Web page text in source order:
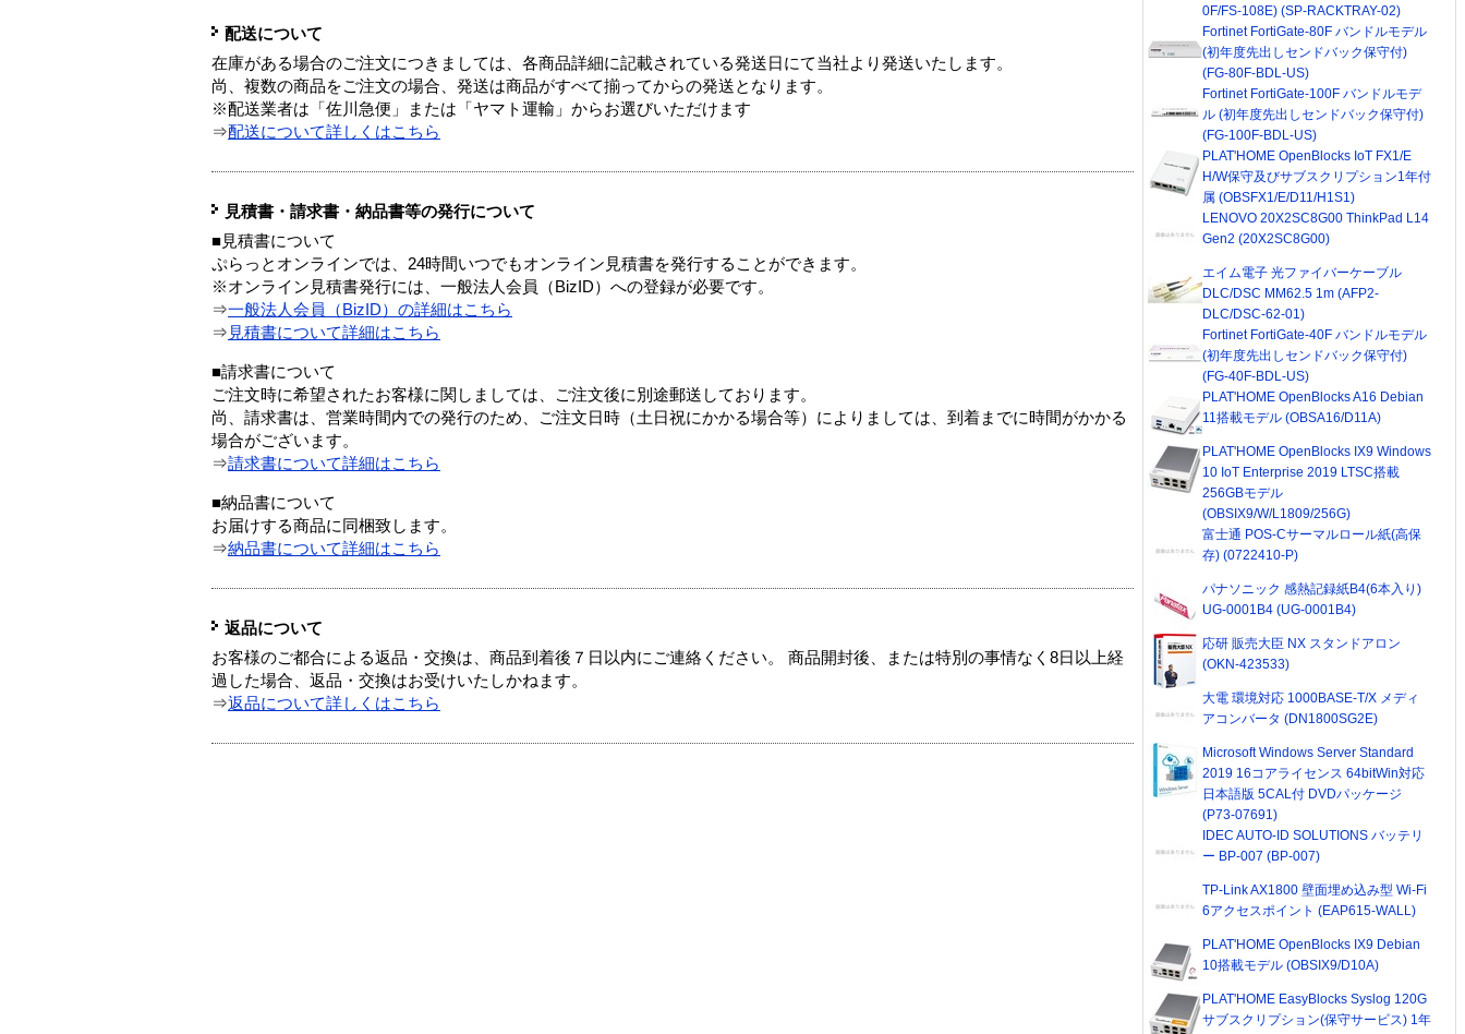
配送について
在庫がある場合のご注文につきましては、各商品詳細に記載されている発送日にて当社より発送いたします。
尚、複数の商品をご注文の場合、発送は商品がすべて揃ってからの発送となります。
※配送業者は「佐川急便」または「ヤマト運輸」からお選びいただけます
⇒配送について詳しくはこちら
見積書・請求書・納品書等の発行について
■見積書について
ぷらっとオンラインでは、24時間いつでもオンライン見積書を発行することができます。
※オンライン見積書発行には、一般法人会員（BizID）への登録が必要です。
⇒一般法人会員（BizID）の詳細はこちら
⇒ 見積書について詳細はこちら
■請求書について
ご注文時に希望されたお客様に関しましては、ご注文後に別途郵送しております。
尚、請求書は、営業時間内での発行のため、ご注文日時（土日祝にかかる場合等）によりましては、到着までに時間がかかる
場合がございます。
⇒請求書について詳細はこちら
■納品書について
お届けする商品に同梱致します。
⇒納品書について詳細はこちら
返品について
お客様のご都合による返品・交換は、商品到着後７日以内にご連絡ください。 商品開封後、または特別の事情なく8日以上経
過した場合、返品・交換はお受けいたしかねます。
⇒返品について詳しくはこちら
0F/FS-108E) (SP-RACKTRAY-02)
Fortinet FortiGate-80F バンドルモデル
(初年度先出しセンドバック保守付)
(FG-80F-BDL-US)
Fortinet FortiGate-100F バンドルモデ
ル (初年度先出しセンドバック保守付)
(FG-100F-BDL-US)
PLAT'HOME OpenBlocks IoT FX1/E
H/W保守及びサブスクリプション1年付
属 (OBSFX1/E/D11/H1S1)
LENOVO 20X2SC8G00 ThinkPad L14
Gen2 (20X2SC8G00)
エイム電子 光ファイバーケーブル
DLC/DSC MM62.5 1m (AFP2-
DLC/DSC-62-01)
Fortinet FortiGate-40F バンドルモデル
(初年度先出しセンドバック保守付)
(FG-40F-BDL-US)
PLAT'HOME OpenBlocks A16 Debian
11搭載モデル (OBSA16/D11A)
PLAT'HOME OpenBlocks IX9 Windows
10 IoT Enterprise 2019 LTSC搭載
256GBモデル
(OBSIX9/W/L1809/256G)
富士通 POS-Cサーマルロール紙(高保
存) (0722410-P)
パナソニック 感熱記録紙B4(6本入り)
UG-0001B4 (UG-0001B4)
応研 販売大臣 NX スタンドアロン
(OKN-423533)
大電 環境対応 1000BASE-T/X メディ
アコンバータ (DN1800SG2E)
Microsoft Windows Server Standard
2019 16コアライセンス 64bitWin対応
日本語版 5CAL付 DVDパッケージ
(P73-07691)
IDEC AUTO-ID SOLUTIONS バッテリ
ー BP-007 (BP-007)
TP-Link AX1800 壁面埋め込み型 Wi-Fi
6アクセスポイント (EAP615-WALL)
PLAT'HOME OpenBlocks IX9 Debian
10搭載モデル (OBSIX9/D10A)
PLAT'HOME EasyBlocks Syslog 120G
サブスクリプション(保守サービス) 1年